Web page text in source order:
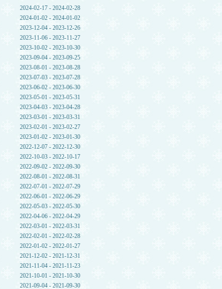
2024-02-17 - 2024-02-28
2024-01-02 - 2024-01-02
2023-12-04 - 2023-12-26
2023-11-06 - 2023-11-27
2023-10-02 - 2023-10-30
2023-09-04 - 2023-09-25
2023-08-01 - 2023-08-28
2023-07-03 - 2023-07-28
2023-06-02 - 2023-06-30
2023-05-01 - 2023-05-31
2023-04-03 - 2023-04-28
2023-03-01 - 2023-03-31
2023-02-01 - 2023-02-27
2023-01-02 - 2023-01-30
2022-12-07 - 2022-12-30
2022-10-03 - 2022-10-17
2022-09-02 - 2022-09-30
2022-08-01 - 2022-08-31
2022-07-01 - 2022-07-29
2022-06-01 - 2022-06-29
2022-05-03 - 2022-05-30
2022-04-06 - 2022-04-29
2022-03-01 - 2022-03-31
2022-02-01 - 2022-02-28
2022-01-02 - 2022-01-27
2021-12-02 - 2021-12-31
2021-11-04 - 2021-11-23
2021-10-01 - 2021-10-30
2021-09-04 - 2021-09-30